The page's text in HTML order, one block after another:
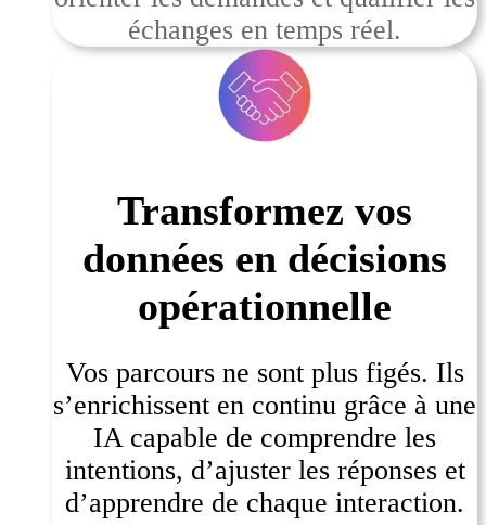
échanges en temps réel.
Transformez vos
données en décisions
opérationnelle
Vos parcours ne sont plus figés. Ils
s’enrichissent en continu grâce à une
IA capable de comprendre les
intentions, d’ajuster les réponses et
d’apprendre de chaque interaction.